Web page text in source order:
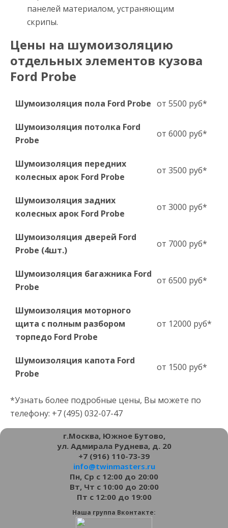
панелей материалом, устраняющим
скрипы.
Цены на шумоизоляцию
отдельных элементов кузова
Ford Probe
Шумоизоляция пола Ford Probe от 5500 руб*
Шумоизоляция потолка Ford
Probe
от 6000 руб*
Шумоизоляция передних
колесных арок Ford Probe
от 3500 руб*
Шумоизоляция задних
колесных арок Ford Probe
от 3000 руб*
Шумоизоляция дверей Ford
Probe (4шт.)
от 7000 руб*
Шумоизоляция багажника Ford
Probe
от 6500 руб*
Шумоизоляция моторного
щита с полным разбором
торпедо Ford Probe
от 12000 руб*
Шумоизоляция капота Ford
Probe
от 1500 руб*
*Узнать более подробные цены, Вы можете по
телефону: +7 (495) 032-07-47
г.Москва, Южное Бутово,
ул. Адмирала Руднева, д. 20
+7 (916) 110-73-39
info@twinmasters.ru
Пн, Ср с 12:00 до 20:00
Вт, Чт с 10:00 до 20:00
Пт с 12:00 до 19:00
Наша группа Вконтакте: